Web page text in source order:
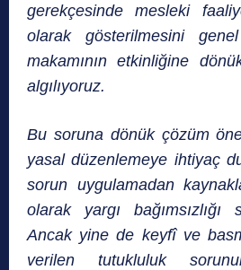
gerekçesinde mesleki
olarak gösterilmesini
makamının etkinliğine
algılıyoruz.
Bu soruna dönük çözüm
yasal düzenlemeye ihtiyaç
sorun uygulamadan
olarak yargı
Ancak yine de keyfî ve
verilen tutukluluk